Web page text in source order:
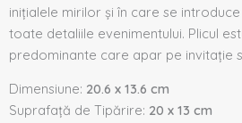
inițialele mirilor și în care se
toate detaliile evenimentului. Plicul
predominante care apar pe invitație
Dimensiune: 20.6 x 13.6 cm
Suprafață de Tipărire: 20 x 13 cm